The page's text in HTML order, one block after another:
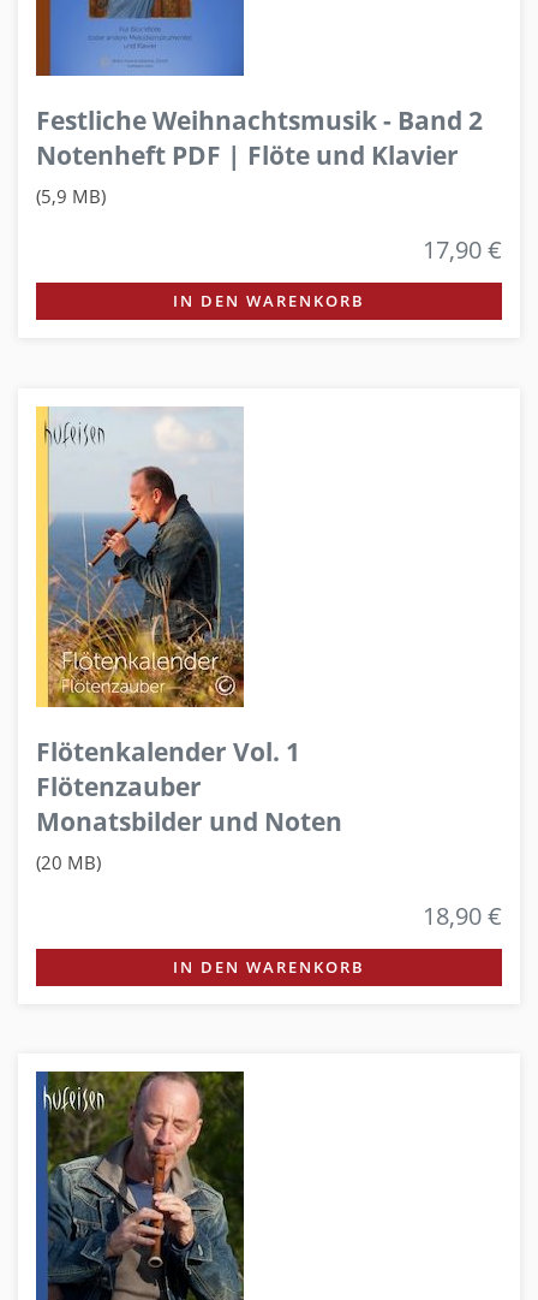
Festliche Weihnachtsmusik - Band 2
Notenheft PDF | Flöte und Klavier
(5,9 MB)
17,90 €
IN DEN WARENKORB
Flötenkalender Vol. 1
Flötenzauber
Monatsbilder und Noten
(20 MB)
18,90 €
IN DEN WARENKORB